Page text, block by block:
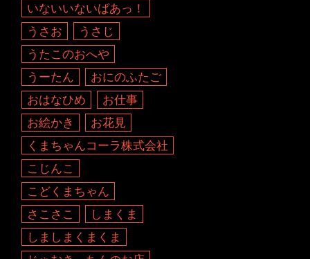
いないいないばあっ！
うさお
うさじ
うたこのおへや
うーたん
おにのふたご
おはなひめ
お仕事
お絵かき
お花見
くまちゃんコーラ株式会社
こじんこ
こどくまちゃん
さこさこ
しまくま
しましまくまくま